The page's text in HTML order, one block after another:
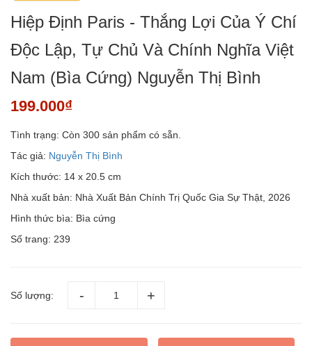
Hiệp Định Paris - Thắng Lợi Của Ý Chí
Độc Lập, Tự Chủ Và Chính Nghĩa Việt
Nam (Bìa Cứng) Nguyễn Thị Bình
199.000₫
Tình trạng: Còn 300 sản phẩm có sẵn.
Tác giả: Nguyễn Thị Bình
Kích thước: 14 x 20.5 cm
Nhà xuất bản: Nhà Xuất Bản Chính Trị Quốc Gia Sự Thật, 2026
Hình thức bìa: Bìa cứng
Số trang: 239
Số lượng: